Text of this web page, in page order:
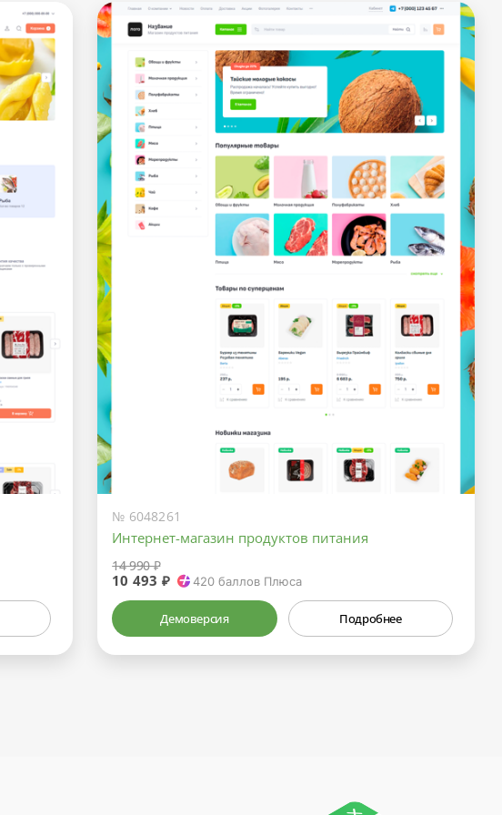
№ 6048261
Интернет-магазин продуктов питания
14 990 ₽
10 493 ₽ 420баллов Плюса
Демоверсия Подробнее